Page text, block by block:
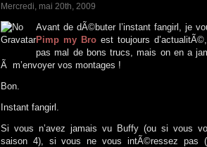
Mercredi, mai 20th, 2009
Avant de dÃ©buter l’instant fangirl, je
Pimp my Bro est toujours
pas mal de bons trucs, mais on en a
Ã m’envoyer vos montages !
Bon.
Instant fangirl.
Si vous n’avez jamais vu Buffy (ou si vous
saison 4), si vous ne vous intÃ©ressez pas